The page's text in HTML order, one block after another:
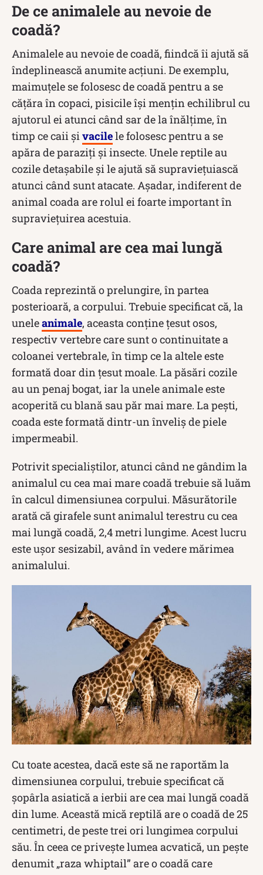
De ce animalele au nevoie de
coadă?
Animalele au nevoie de coadă, fiindcă îi ajută să
îndeplinească anumite acțiuni. De exemplu,
maimuțele se folosesc de coadă pentru a se
cățăra în copaci, pisicile își mențin echilibrul cu
ajutorul ei atunci când sar de la înălțime, în
timp ce caii și vacilele folosesc pentru a se
apăra de paraziți și insecte. Unele reptile au
cozile detașabile și le ajută să supraviețuiască
atunci când sunt atacate. Așadar, indiferent de
animal coada are rolul ei foarte important în
supraviețuirea acestuia.
Care animal are cea mai lungă
coadă?
Coada reprezintă o prelungire, în partea
posterioară, a corpului. Trebuie specificat că, la
uneleanimale, aceasta conține țesut osos,
respectiv vertebre care sunt o continuitate a
coloanei vertebrale, în timp ce la altele este
formată doar din țesut moale. La păsări cozile
au un penaj bogat, iar la unele animale este
acoperită cu blană sau păr mai mare. La pești,
coada este formată dintr-un înveliș de piele
impermeabil.
Potrivit specialiștilor, atunci când ne gândim la
animalul cu cea mai mare coadă trebuie să luăm
în calcul dimensiunea corpului. Măsurătorile
arată că girafele sunt animalul terestru cu cea
mai lungă coadă, 2,4 metri lungime. Acest lucru
este ușor sesizabil, având în vedere mărimea
animalului.
Cu toate acestea, dacă este să ne raportăm la
dimensiunea corpului, trebuie specificat că
șopârla asiatică a ierbii are cea mai lungă coadă
din lume. Această mică reptilă are o coadă de 25
centimetri, de peste trei ori lungimea corpului
său. În ceea ce privește lumea acvatică, un pește
denumit „raza whiptail” are o coadă care